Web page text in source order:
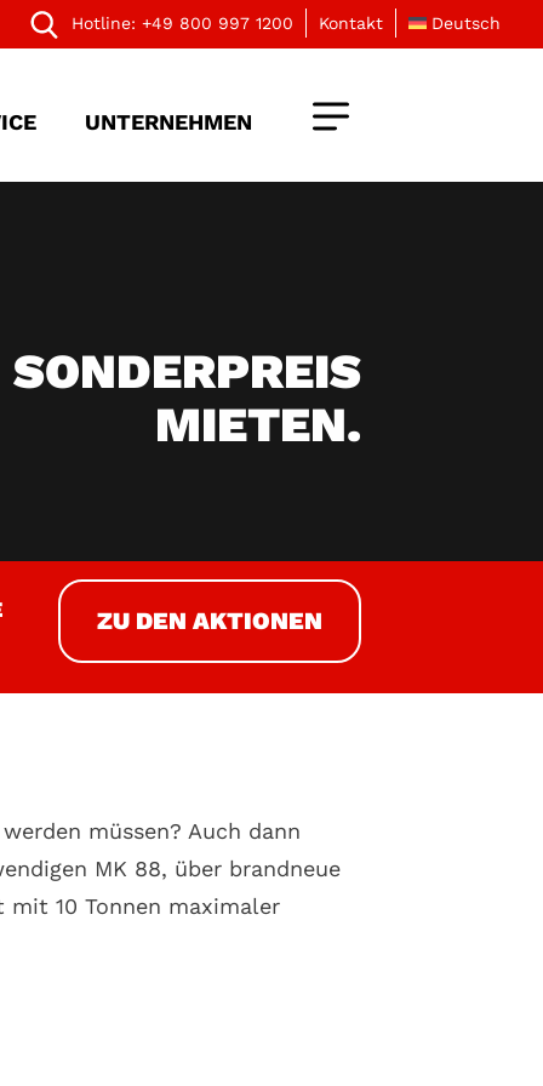
Hotline: +49 800 997 1200 Kontakt Deutsch
UNTERNEHMEN
MIETEN.
ZU DEN AKTIONEN
müssen? Auch dann
MK 88, über brandneue
mit 10 Tonnen maximaler